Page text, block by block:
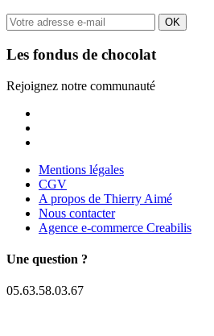
OK
Les fondus de chocolat
Rejoignez notre communauté
Mentions légales
CGV
A propos de Thierry Aimé
Nous contacter
Agence e-commerce Creabilis
Une question ?
05.63.58.03.67